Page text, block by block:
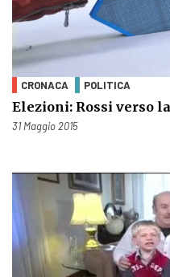
CRONACA POLITICA
Elezioni: Rossi verso
Pubblicato il
31 Maggio 2015